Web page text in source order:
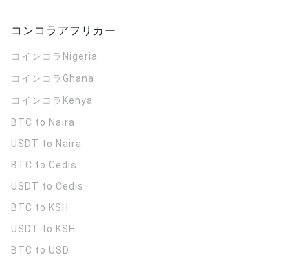
コンコラアフリカー
コインコラ Nigeria
コインコラ Ghana
コインコラ Kenya
BTC to Naira
USDT to Naira
BTC to Cedis
USDT to Cedis
BTC to KSH
USDT to KSH
BTC to USD